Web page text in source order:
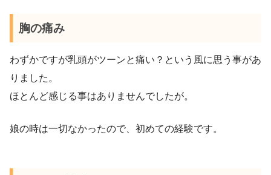
胸の痛み
わずかですが乳頭がツーンと痛い？という風に思う事があ
りました。
ほとんど感じる事はありませんでしたが。
娘の時は一切なかったので、初めての経験です。